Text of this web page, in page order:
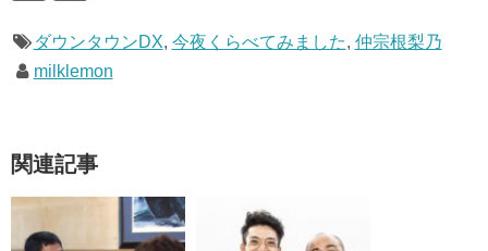
ダウンタウンDX, 今夜くらべてみました, 仲宗根梨乃
milklemon
関連記事